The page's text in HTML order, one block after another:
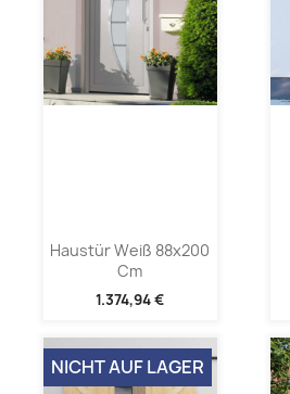
Haustür Weiß 88x200
Cm
1.374,94 €
NICHT AUF LAGER